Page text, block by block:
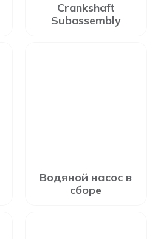
Crankshaft
Subassembly
Водяной насос в
сборе